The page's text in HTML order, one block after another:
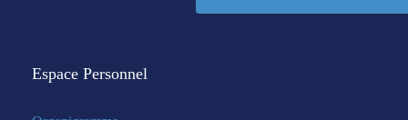
Espace Personnel